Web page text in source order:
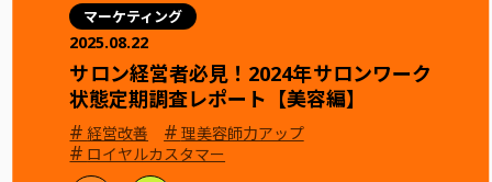
マーケティング
2025.08.22
サロン経営者必見！2024年サロンワーク
状態定期調査レポート【美容編】
#経営改善 # 理美容師力アップ
# ロイヤルカスタマー